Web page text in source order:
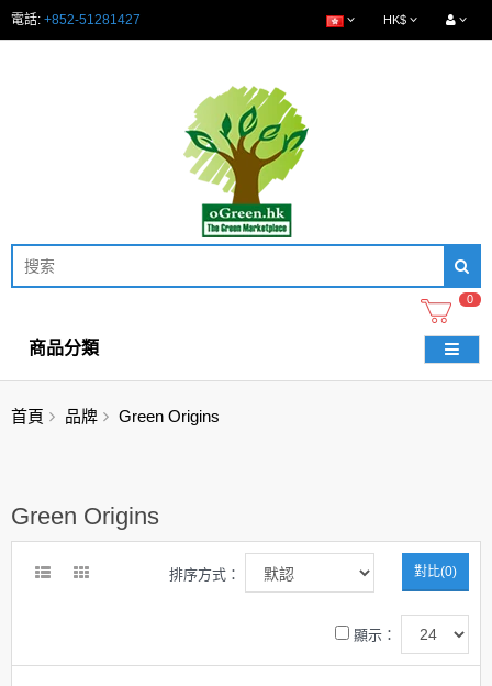
電話: +852-51281427 HK$
0
商品分類
首頁 品牌 Green Origins
Green Origins
對比(0)
排序方式：
顯示：